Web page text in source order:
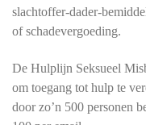
slachtoffer-dader-
of schadevergoeding.
De Hulplijn Seksueel
om toegang tot hulp te
door zo’n 500 personen